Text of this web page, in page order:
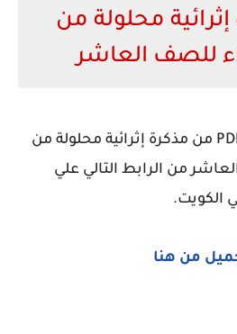
محلولة من
للصف العاشر
يمكنك تحميل نسخة PDF من مذكرة إثرائية محلولة من
من الرابط التالي علي
الكويت.
من هنا